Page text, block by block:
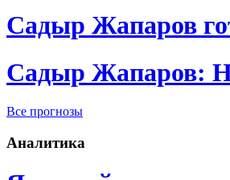
Садыр Жапаров
Садыр Жапаров:
Все прогнозы
Аналитика